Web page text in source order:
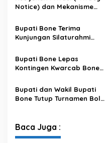
r
n
g
b
u
a
t
Notice) dan Mekanisme
Data pada Portal Bone
Satu Data
Bupati Bone Terima
Kunjungan Silaturahmi
XIV/Hasanuddin
Bupati Bone Lepas
Kontingen Kwarcab Bone
XII Tahun 2026
Bupati dan Wakil Bupati
Bone Tutup Turnamen Bola
untuk Para Juara
Baca Juga :